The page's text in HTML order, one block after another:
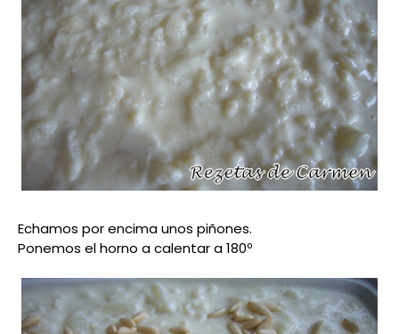
Echamos por encima unos piñones.
Ponemos el horno a calentar a 180º